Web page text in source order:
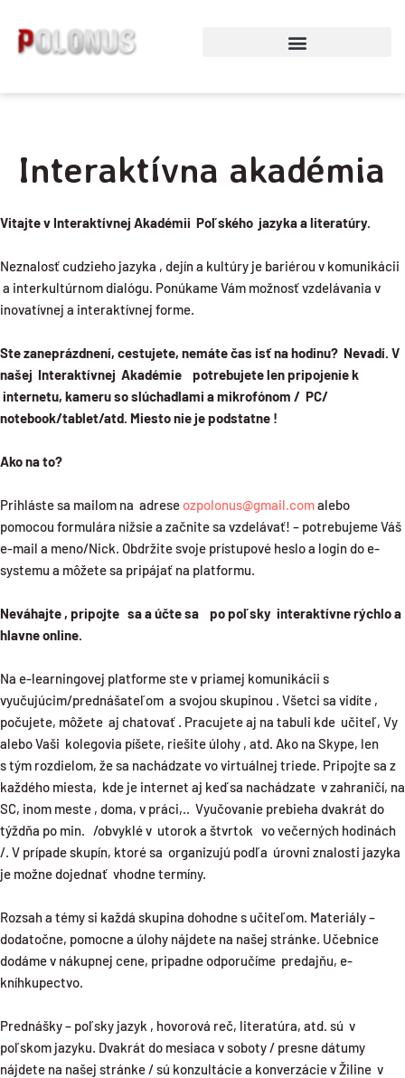
obsah
Interaktívna akadémia
Vitajte v Interaktívnej Akadémii Poľského jazyka a literatúry.
Neznalosť cudzieho jazyka , dejín a kultúry je bariérou v komunikácii
a interkultúrnom dialógu. Ponúkame Vám možnosť vzdelávania v
inovatívnej a interaktívnej forme.
Ste zaneprázdnení, cestujete, nemáte čas isť na hodinu? Nevadí. V
našej Interaktívnej Akadémie potrebujete len pripojenie k
internetu, kameru so slúchadlami a mikrofónom / PC/
notebook/tablet/atd. Miesto nie je podstatne !
Ako na to?
Prihláste sa mailom na adreseozpolonus@gmail.comalebo
pomocou formulára nižsie a začnite sa vzdelávať! – potrebujeme Váš
e-mail a meno/Nick. Obdržite svoje prístupové heslo a login do e-
systemu a môžete sa pripájať na platformu.
Neváhajte , pripojte sa a účte sa po poľsky interaktívne rýchlo a
hlavne online.
Na e-learningovej platforme ste v priamej komunikácii s
vyučujúcim/prednášateľom a svojou skupinou . Všetci sa vidíte ,
počujete, môžete aj chatovať . Pracujete aj na tabuli kde učiteľ, Vy
alebo Vaši kolegovia píšete, riešite úlohy , atd. Ako na Skype, len
s tým rozdielom, že sa nachádzate vo virtuálnej triede. Pripojte sa z
každého miesta, kde je internet aj keď sa nachádzate v zahraničí, na
SC, inom meste , doma, v práci,.. Vyučovanie prebieha dvakrát do
týždňa po min. /obvyklé v utorok a štvrtok vo večerných hodinách
/. V prípade skupín, ktoré sa organizujú podľa úrovni znalosti jazyka
je možne dojednať vhodne termíny.
Rozsah a témy si každá skupina dohodne s učiteľom. Materiály –
dodatočne, pomocne a úlohy nájdete na našej stránke. Učebnice
dodáme v nákupnej cene, pripadne odporučíme predajňu, e-
kníhkupectvo.
Prednášky – poľsky jazyk , hovorová reč, literatúra, atd. sú v
poľskom jazyku. Dvakrát do mesiaca v soboty / presne dátumy
nájdete na našej stránke / sú konzultácie a konverzácie v Žiline v